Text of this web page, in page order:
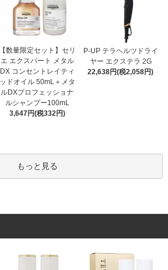
【数量限定セット】セリ
エ エクスパート メタル
DX コンセントレイティ
ッドオイル 50mL＋メタ
ルDXプロフェッショナ
ルシャンプー100mL
3,647円(税332円)
P-UP テラヘルツドライ
ヤー エクステラ 2G
22,638円(税2,058円)
もっと見る